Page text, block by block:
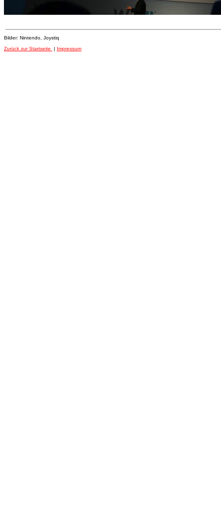
Bilder: Nintendo, Joystiq
Zurück zur Startseite
| Impressum